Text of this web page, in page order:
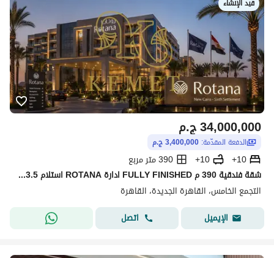
قيد الإنشاء
ج.م34,000,000
الدفعة المقدّمة: 3,400,000 ج.م
10+
10+
390 متر مربع
شقة فندقية 390 م FULLY FINISHED ادارة ROTANA استلام 3.5 سنوات اعلي عائد ROI سنوي ممتاز فرصة استثمار مميزة قيمة بتزيد يوميا لوكيشن ممتاز التجمع الخامس
التجمع الخامس، القاهرة الجديدة، القاهرة
الإيميل
اتصل